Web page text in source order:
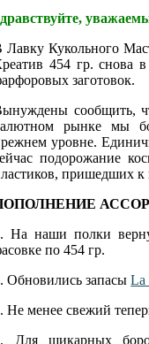
Лавку Кукольного
454 гр. снова
заготовок.
сообщить,
рынке мы
уровне.
подорожание
пришедших к
На наши полки
по 454 гр.
Обновились запасыLa
Не менее свежий
Для шикарных